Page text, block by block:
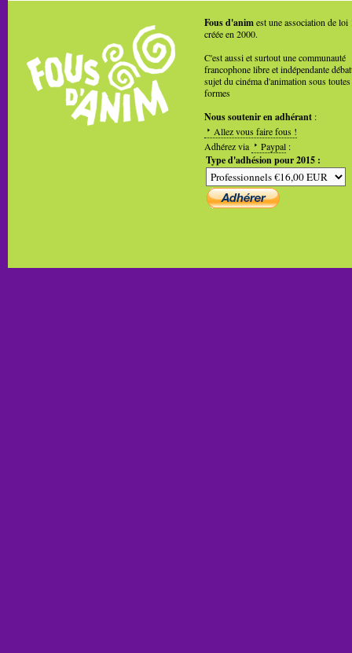
Fous d'animest une association de loi
créée en 2000.
C'est aussi et surtout une communauté
francophone libre et indépendante
sujet du cinéma d'animation sous toutes
formes
Nous soutenir en adhérant :
Allez vous faire fous !
Adhérez via
Paypal :
Type d'adhésion pour 2015 :